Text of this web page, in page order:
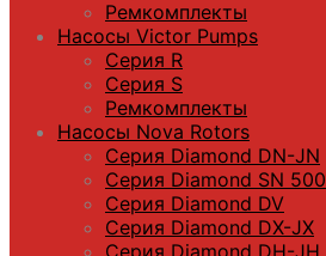
Ремкомплекты
Насосы Victor Pumps
Серия R
Серия S
Ремкомплекты
Насосы Nova Rotors
Серия Diamond DN-JN
Серия Diamond SN 500
Серия Diamond DV
Серия Diamond DX-JX
Серия Diamond DH-JH